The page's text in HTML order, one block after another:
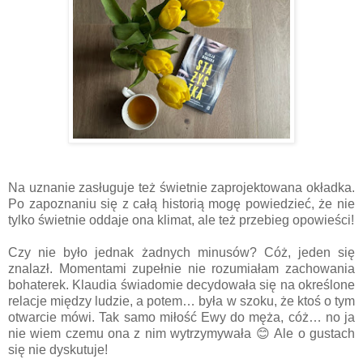
Na uznanie zasługuje też świetnie zaprojektowana okładka.
Po zapoznaniu się z całą historią mogę powiedzieć, że nie
tylko świetnie oddaje ona klimat, ale też przebieg opowieści!
Czy nie było jednak żadnych minusów? Cóż, jeden się
znalazł. Momentami zupełnie nie rozumiałam zachowania
bohaterek. Klaudia świadomie decydowała się na określone
relacje między ludzie, a potem… była w szoku, że ktoś o tym
otwarcie mówi. Tak samo miłość Ewy do męża, cóż… no ja
nie wiem czemu ona z nim wytrzymywała 😊 Ale o gustach
się nie dyskutuje!